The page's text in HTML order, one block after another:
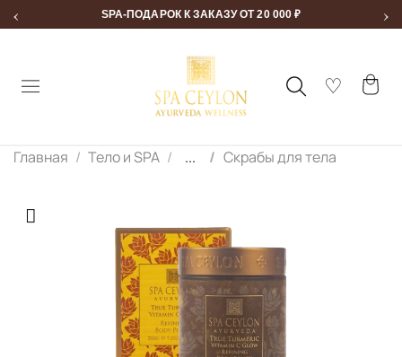
‹ SPA-ПОДАРОК К ЗАКАЗУ ОТ 20 000 ₽ ›
Главная Тело и SPA ... Скрабы для тела